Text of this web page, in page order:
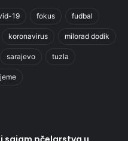
19 fokus fudbal
koronavirus milorad dodik
sarajevo tuzla